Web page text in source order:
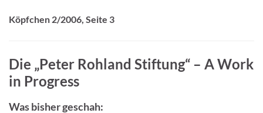
Köpfchen 2/2006, Seite 3
Die „Peter Rohland Stiftung“ – A Work
in Progress
Was bisher geschah: